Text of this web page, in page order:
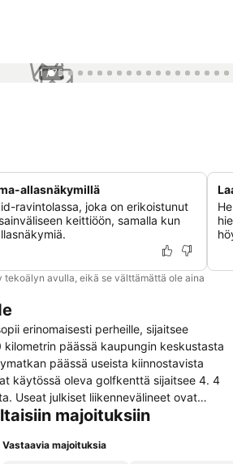
1 / 75
allasnäkymillä
ravintolassa, joka on erikoistunut
keittiöön, samalla kun
avulla, eikä se välttämättä ole aina
erinomaisesti perheille, sijaitsee
päässä kaupungin keskustasta
päässä useista kiinnostavista
käytössä oleva golfkenttä sijaitsee 4. 4
Useat julkiset liikennevälineet ovat
kilometrin päässä. Majoitusliike sijaitsee
matka. Kokonaisuutena tiloissa
majoituksiin
Vastaavia majoituksia